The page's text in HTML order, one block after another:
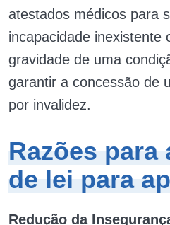
atestados médicos para
incapacidade inexistente
gravidade de uma
garantir a concessão de
por invalidez.
Razões para
de lei para
Redução da